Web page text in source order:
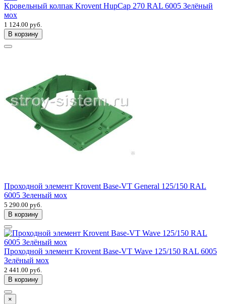
Кровельный колпак Krovent HupCap 270 RAL 6005 Зелёный
мох
1 124.00 руб.
В корзину
Проходной элемент Krovent Base-VT General 125/150 RAL
6005 Зеленый мох
5 290.00 руб.
В корзину
Проходной элемент Krovent Base-VT Wave 125/150 RAL 6005
Зелёный мох
2 441.00 руб.
В корзину
×